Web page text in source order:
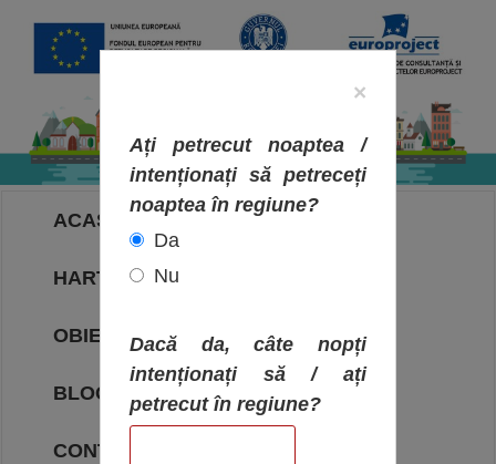
ACASA
HARTA OBIECTIVELOR
OBIECTIVE
BLOG
CONTACT
×
Ați petrecut noaptea /
intenționați să petreceți
noaptea în regiune?
Da
Nu
Dacă da, câte nopți
intenționați să / ați
petrecut în regiune?